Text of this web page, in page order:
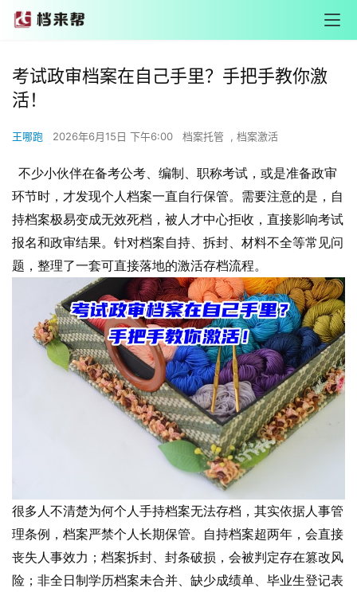
考试政审档案在自己手里？手把手教你激
活！
王哪跑 2026年6月15日 下午6:00 档案托管 , 档案激活
不少小伙伴在备考公考、编制、职称考试，或是准备政审
环节时，才发现个人档案一直自行保管。需要注意的是，自
持档案极易变成无效死档，被人才中心拒收，直接影响考试
报名和政审结果。针对档案自持、拆封、材料不全等常见问
题，整理了一套可直接落地的激活存档流程。
很多人不清楚为何个人手持档案无法存档，其实依据人事管
理条例，档案严禁个人长期保管。自持档案超两年，会直接
丧失人事效力；档案拆封、封条破损，会被判定存在篡改风
险；非全日制学历档案未合并、缺少成绩单、毕业生登记表